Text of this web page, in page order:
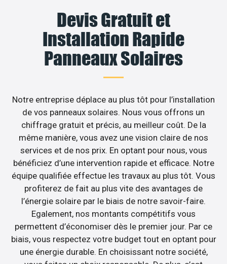
Devis Gratuit et
Installation Rapide
Panneaux Solaires
Notre entreprise déplace au plus tôt pour l’installation
de vos panneaux solaires. Nous vous offrons un
chiffrage gratuit et précis, au meilleur coût. De la
même manière, vous avez une vision claire de nos
services et de nos prix. En optant pour nous, vous
bénéficiez d’une intervention rapide et efficace. Notre
équipe qualifiée effectue les travaux au plus tôt. Vous
profiterez de fait au plus vite des avantages de
l’énergie solaire par le biais de notre savoir-faire.
Egalement, nos montants compétitifs vous
permettent d’économiser dès le premier jour. Par ce
biais, vous respectez votre budget tout en optant pour
une énergie durable. En choisissant notre société,